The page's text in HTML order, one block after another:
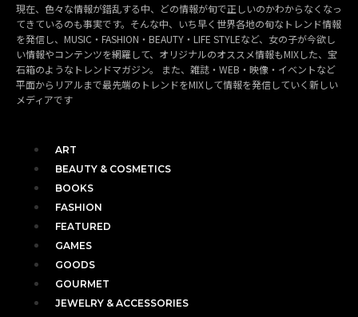
現在、色々な情報が錯乱する中、どの情報が旬で正しいのかわからなくなっ
てきているのも事実です。そんな中、いち早く世界各地の旬なトレンド情報
を発信し、MUSIC・FASHION・BEAUTY・LIFE STYLEなど、女の子が今欲し
い情報やコンテンツを網羅して、オリジナルのオススメ情報もMIXした、宝
石箱のようなトレンドマガジン。 また、雑誌・WEB・映像・イベントなど
平面からリアルまで最先端のトレンドをMIXして情報を発信していく新しい
メディアです
ART
BEAUTY & COSMETICS
BOOKS
FASHION
FEATURED
GAMES
GOODS
GOURMET
JEWELRY & ACCESSORIES